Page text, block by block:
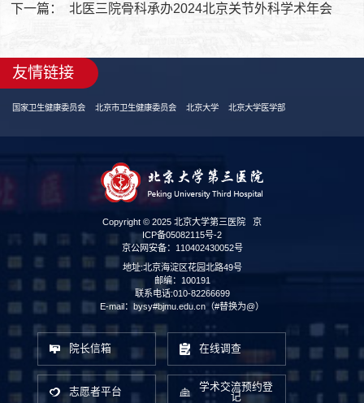
下一篇： 北医三院骨科承办2024北京关节外科学术年会
友情链接
国家卫生健康委员会 北京市卫生健康委员会 北京大学 北京大学医学部
Copyright © 2025 北京大学第三医院 京
ICP备05082115号-2
京公网安备：110402430052号
地址:北京海淀区花园北路49号
邮编：100191
联系电话:010-82266699
E-mail：bysy#bjmu.edu.cn（#替换为@）
院长信箱 在线调查
志愿者平台
学术交流预约登
记